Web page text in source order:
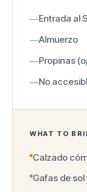
—Entrada al
—Almuerzo
—Propinas
—No
WHAT TO
Calzado
Gafas de